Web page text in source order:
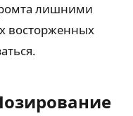
лишними
восторженных